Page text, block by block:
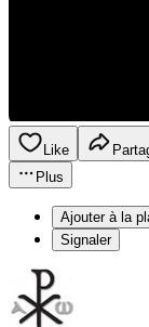
Like
Plus
Ajouter à la
Signaler